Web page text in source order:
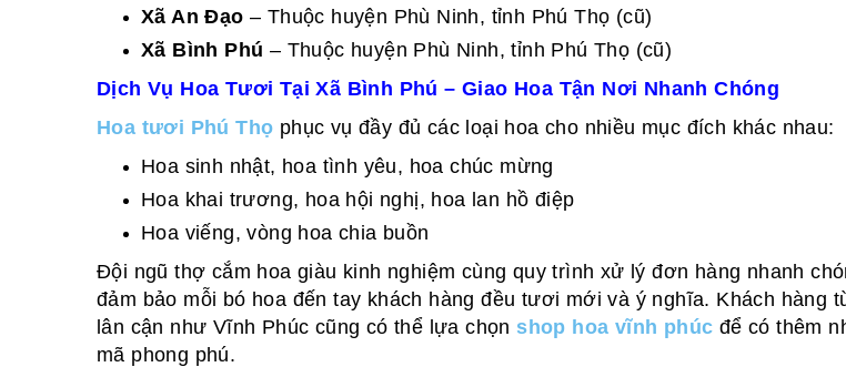
Xã An Đạo – Thuộc huyện Phù Ninh, tỉnh Phú Thọ (cũ)
Xã Bình Phú – Thuộc huyện Phù Ninh, tỉnh Phú Thọ (cũ)
Dịch Vụ Hoa Tươi Tại Xã Bình Phú – Giao Hoa Tận Nơi Nhanh Chóng
Hoa tươi Phú Thọ phục vụ đầy đủ các loại hoa cho nhiều mục đích khác nhau:
Hoa sinh nhật, hoa tình yêu, hoa chúc mừng
Hoa khai trương, hoa hội nghị, hoa lan hồ điệp
Hoa viếng, vòng hoa chia buồn
Đội ngũ thợ cắm hoa giàu kinh nghiệm cùng quy trình xử lý đơn hàng nhanh
đảm bảo mỗi bó hoa đến tay khách hàng đều tươi mới và ý nghĩa. Khách hàng
lân cận như Vĩnh Phúc cũng có thể lựa chọn shop hoa vĩnh phúc để có thêm
mã phong phú.